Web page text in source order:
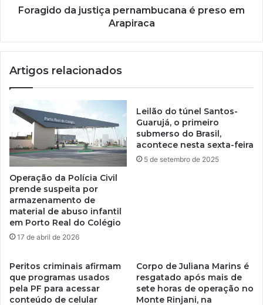
Foragido da justiça pernambucana é preso em
Arapiraca
Artigos relacionados
Operação da Polícia Civil
prende suspeita por
armazenamento de
material de abuso infantil
em Porto Real do Colégio
17 de abril de 2026
Leilão do túnel Santos-
Guarujá, o primeiro
submerso do Brasil,
acontece nesta sexta-feira
5 de setembro de 2025
Peritos criminais afirmam
que programas usados
pela PF para acessar
conteúdo de celular
Corpo de Juliana Marins é
resgatado após mais de
sete horas de operação no
Monte Rinjani, na